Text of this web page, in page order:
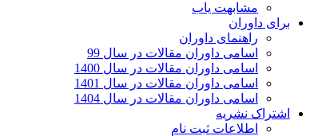
مشابهت یاب
برای داوران
راهنمای داوران
اسامی داوران مقالات در سال 99
اسامی داوران مقالات در سال 1400
اسامی داوران مقالات در سال 1401
اسامی داوران مقالات در سال 1404
اشتراک نشریه
اطلاعات ثبت نام